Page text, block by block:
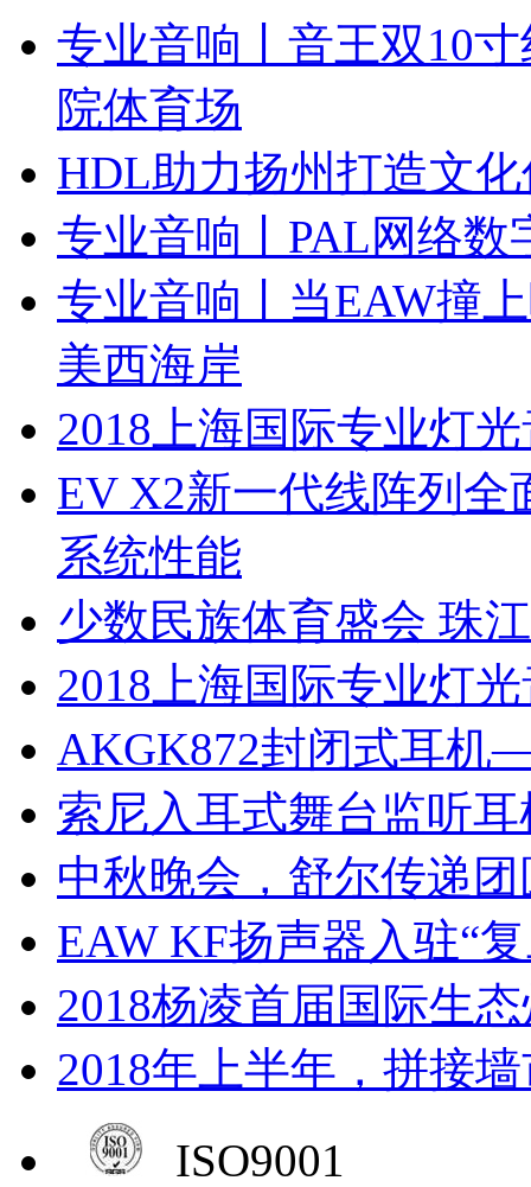
专业音响丨音王双10
院体育场
HDL助力扬州打造文
专业音响丨PAL网络数
专业音响丨当EAW撞
美西海岸
2018上海国际专业灯
EV X2新一代线阵列
系统性能
少数民族体育盛会 珠
2018上海国际专业灯
AKGK872封闭式耳机
索尼入耳式舞台监听
中秋晚会，舒尔传递
EAW KF扬声器入驻“
2018杨凌首届国际生
2018年上半年，拼接
ISO9001